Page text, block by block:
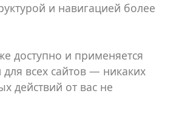
и навигацией более
доступно и применяется
для всех сайтов — никаких
действий от вас не